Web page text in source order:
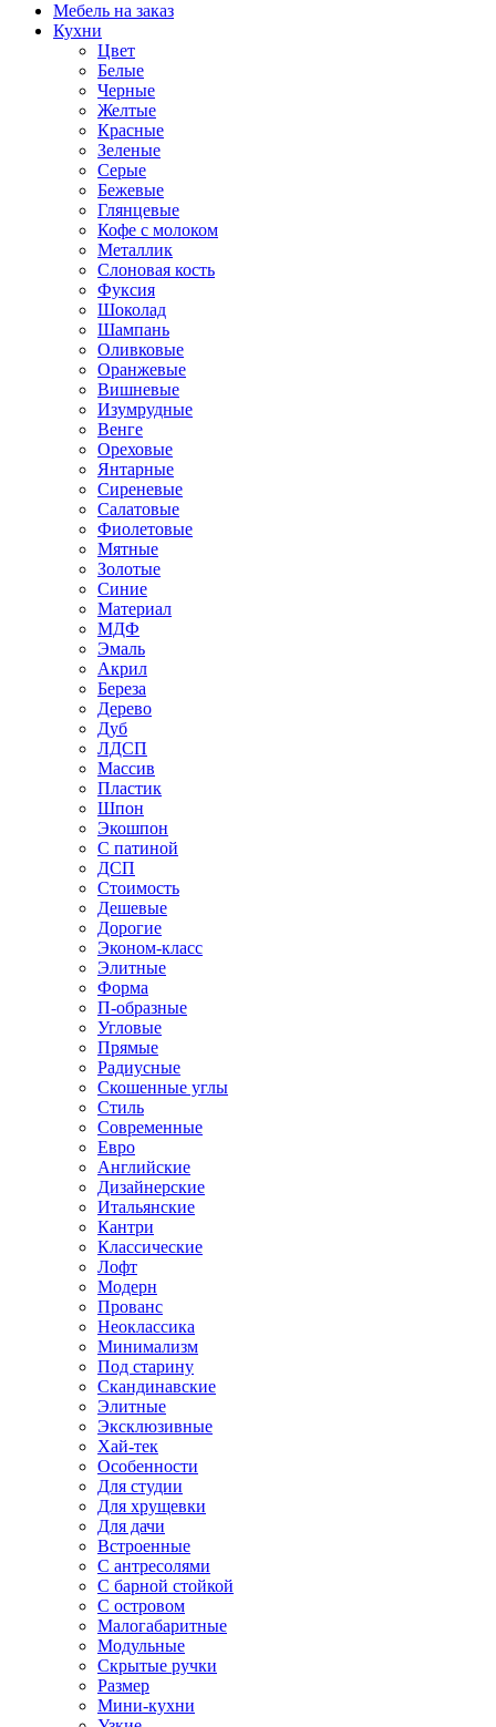
Мебель на заказ
Кухни
Цвет
Белые
Черные
Желтые
Красные
Зеленые
Серые
Бежевые
Глянцевые
Кофе с молоком
Металлик
Слоновая кость
Фуксия
Шоколад
Шампань
Оливковые
Оранжевые
Вишневые
Изумрудные
Венге
Ореховые
Янтарные
Сиреневые
Салатовые
Фиолетовые
Мятные
Золотые
Синие
Материал
МДФ
Эмаль
Акрил
Береза
Дерево
Дуб
ЛДСП
Массив
Пластик
Шпон
Экошпон
С патиной
ДСП
Стоимость
Дешевые
Дорогие
Эконом-класс
Элитные
Форма
П-образные
Угловые
Прямые
Радиусные
Скошенные углы
Стиль
Современные
Евро
Английские
Дизайнерские
Итальянские
Кантри
Классические
Лофт
Модерн
Прованс
Неоклассика
Минимализм
Под старину
Скандинавские
Элитные
Эксклюзивные
Хай-тек
Особенности
Для студии
Для хрущевки
Для дачи
Встроенные
С антресолями
С барной стойкой
С островом
Малогабаритные
Модульные
Скрытые ручки
Размер
Мини-кухни